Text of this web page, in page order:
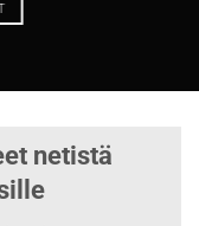
netistä